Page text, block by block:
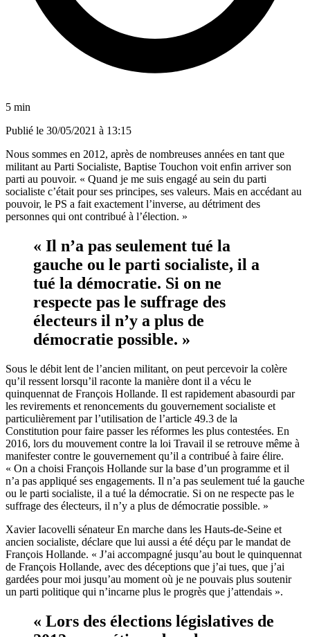
5 min
Publié le 30/05/2021 à 13:15
Nous sommes en 2012, après de nombreuses années en tant que
militant au Parti Socialiste, Baptise Touchon voit enfin arriver son
parti au pouvoir. « Quand je me suis engagé au sein du parti
socialiste c’était pour ses principes, ses valeurs. Mais en accédant au
pouvoir, le PS a fait exactement l’inverse, au détriment des
personnes qui ont contribué à l’élection. »
« Il n’a pas seulement tué la
gauche ou le parti socialiste, il a
tué la démocratie. Si on ne
respecte pas le suffrage des
électeurs il n’y a plus de
démocratie possible. »
Sous le débit lent de l’ancien militant, on peut percevoir la colère
qu’il ressent lorsqu’il raconte la manière dont il a vécu le
quinquennat de François Hollande. Il est rapidement abasourdi par
les revirements et renoncements du gouvernement socialiste et
particulièrement par l’utilisation de l’article 49.3 de la
Constitution pour faire passer les réformes les plus contestées. En
2016, lors du mouvement contre la loi Travail il se retrouve même à
manifester contre le gouvernement qu’il a contribué à faire élire.
« On a choisi François Hollande sur la base d’un programme et il
n’a pas appliqué ses engagements. Il n’a pas seulement tué la gauche
ou le parti socialiste, il a tué la démocratie. Si on ne respecte pas le
suffrage des électeurs, il n’y a plus de démocratie possible. »
Xavier Iacovelli sénateur En marche dans les Hauts-de-Seine et
ancien socialiste, déclare que lui aussi a été déçu par le mandat de
François Hollande. « J’ai accompagné jusqu’au bout le quinquennat
de François Hollande, avec des déceptions que j’ai tues, que j’ai
gardées pour moi jusqu’au moment où je ne pouvais plus soutenir
un parti politique qui n’incarne plus le progrès que j’attendais ».
« Lors des élections législatives de